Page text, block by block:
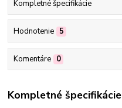
Kompletné špecifikácie
Hodnotenie 5
Komentáre 0
Kompletné špecifikácie